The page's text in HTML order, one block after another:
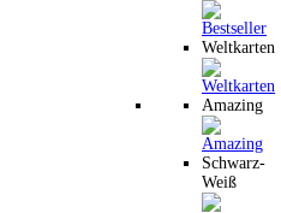
Weltkarten
Amazing
Schwarz-
Weiß